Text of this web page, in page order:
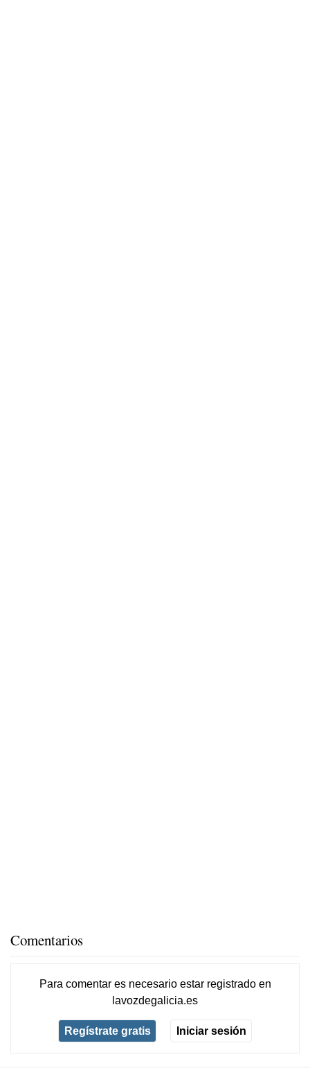
Comentarios
Para comentar es necesario estar registradoen
lavozdegalicia.es
Regístrate gratis Iniciar sesión